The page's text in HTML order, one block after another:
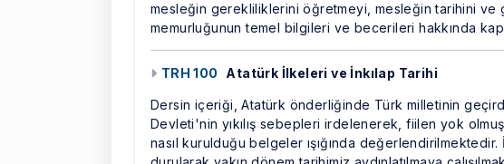
mesleğin gerekliliklerini öğretmeyi, mesleğin tarihini ve
memurluğunun temel bilgileri ve becerileri hakkında
TRH 100 Atatürk İlkeleri ve İnkılap Tarihi
Dersin içeriği, Atatürk önderliğinde Türk milletinin
Devleti'nin yıkılış sebepleri irdelenerek, fiilen yok
nasıl kurulduğu belgeler ışığında